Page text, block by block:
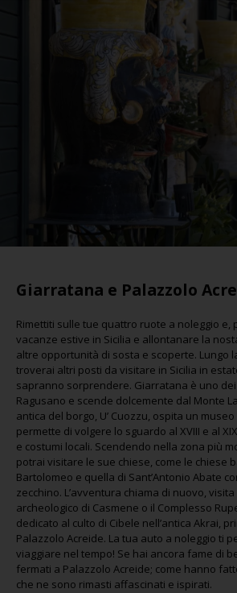
Giarratana e Palazzolo
Rimettiti sulle tue quattro ruote a noleggio e,
vacanze estive in Sicilia e allontanare la
altre opportunità di sosta e scoperte. Lungo
troverai altri posti da visitare in Sicilia in
sapranno sorprendere. Giarratana è uno
Ragusano e scende dolcemente dal Monte
antica del borgo, U’ Cuozzu, ospita un
permette di volgere lo sguardo al XVIII e al
e costumi locali. Scendendo nella zona più
potrai visitare le sue chiese, come le chiese
Bartolomeo e quella di Sant’Antonio Abate
zecchino. L’avventura chiama di nuovo,
archeologico di Casmene o il Complesso
dedicato al culto di Cibele nell’antica Akrai,
Palazzolo Acreide. La tua auto a noleggio ti
viaggiare nel tempo! Se hai ancora fame di
fermati a Palazzolo Acreide; come hanno
che ne sono rimasti affascinati e ispirati.